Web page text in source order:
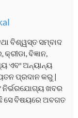
ବିଶ୍ୱସ୍ତ ସମ୍ବାଦ
ବିଜ୍ଞାନ,
ଏବଂ ଅନ୍ୟାନ୍ୟ
ପ୍ରଦାନ କରୁ |
ନିର୍ଭରଯୋଗ୍ୟ ଖବର
ସେ ବିଷୟରେ ଅବଗତ